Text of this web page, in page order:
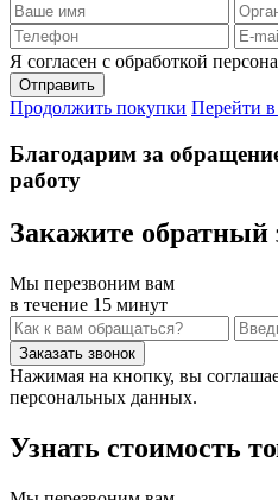
Я согласен с обработкой
Продолжить покупки Перейти в
Благодарим за
работу
Закажите обратный
Мы перезвоним вам
в течение 15 минут
Нажимая на кнопку, вы
персональных данных.
Узнать стоимость